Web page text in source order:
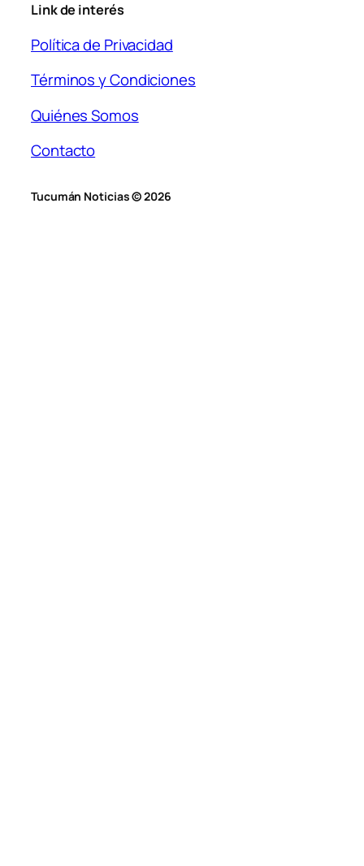
Link de interés
Política de Privacidad
Términos y Condiciones
Quiénes Somos
Contacto
Tucumán Noticias © 2026